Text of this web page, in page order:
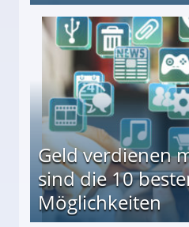
↻ Täglich neue Produkttests
Geld verdienen
sind die 10
Möglichkeiten